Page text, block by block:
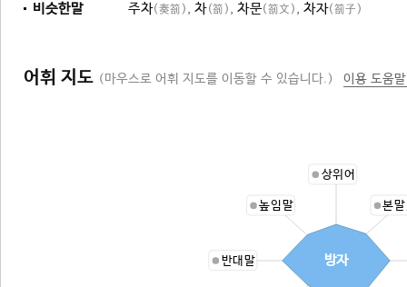
비슷한말 주차(奏箚) , 차(箚) , 차문(箚文) , 차자(箚子)
어휘 지도 (마우스로 어휘 지도를 이동할 수 있습니다.) 이용 도움
상위어
본
반대말
높임말
방자